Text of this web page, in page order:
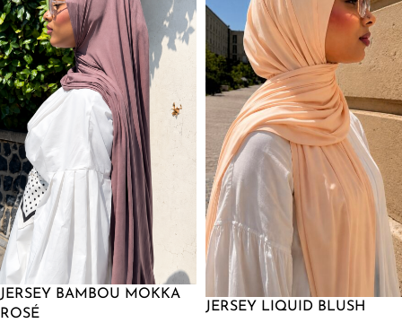
JERSEY BAMBOU MOKKA
ROSÉ
JERSEY LIQUID BLUSH